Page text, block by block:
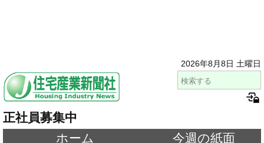
2026年8月8日 土曜日
正社員募集中
ホーム
今週の紙面